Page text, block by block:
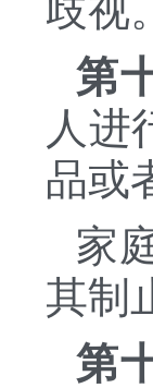
歧视。
第
人进
品或
家
其制
第